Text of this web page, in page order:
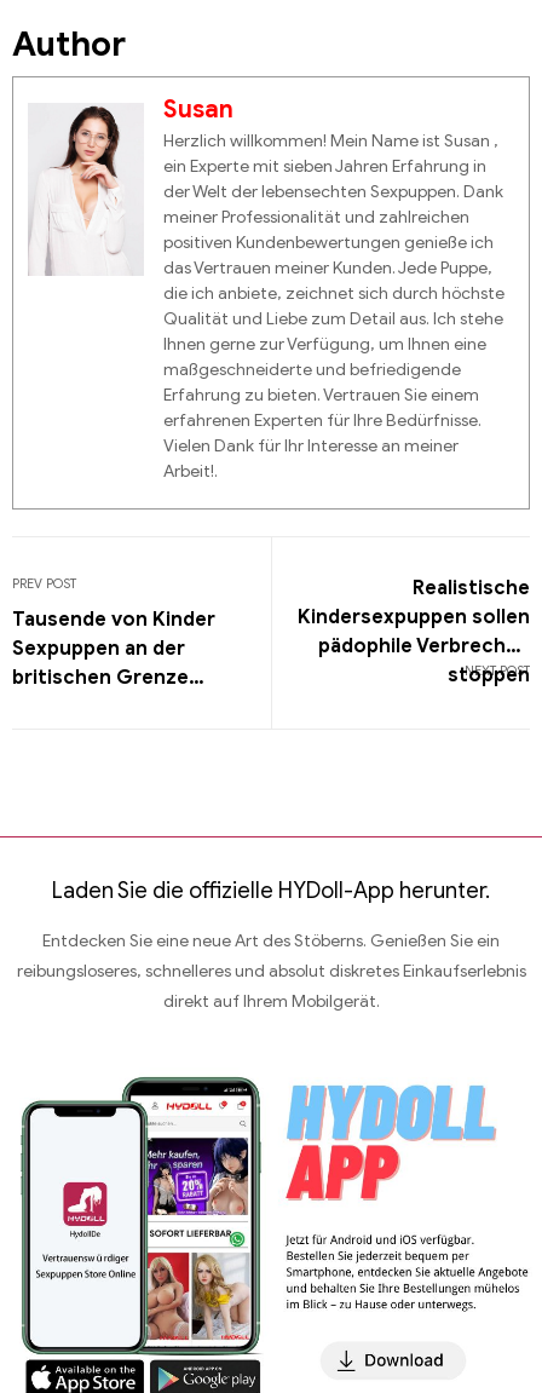
Author
Susan
Herzlich willkommen! Mein Name ist Susan ,
ein Experte mit sieben Jahren Erfahrung in
der Welt der lebensechten Sexpuppen. Dank
meiner Professionalität und zahlreichen
positiven Kundenbewertungen genieße ich
das Vertrauen meiner Kunden. Jede Puppe,
die ich anbiete, zeichnet sich durch höchste
Qualität und Liebe zum Detail aus. Ich stehe
Ihnen gerne zur Verfügung, um Ihnen eine
maßgeschneiderte und befriedigende
Erfahrung zu bieten. Vertrauen Sie einem
erfahrenen Experten für Ihre Bedürfnisse.
Vielen Dank für Ihr Interesse an meiner
Arbeit!.
PREV POST
Tausende von Kinder
Sexpuppen an der
britischen Grenze
NEXT POST
Realistische
Kindersexpuppen sollen
pädophile Verbrechen
stoppen
Laden Sie die offizielle HYDoll-App herunter.
Entdecken Sie eine neue Art des Stöberns. Genießen Sie ein
reibungsloseres, schnelleres und absolut diskretes Einkaufserlebnis
direkt auf Ihrem Mobilgerät.